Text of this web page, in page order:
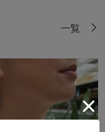
一覧